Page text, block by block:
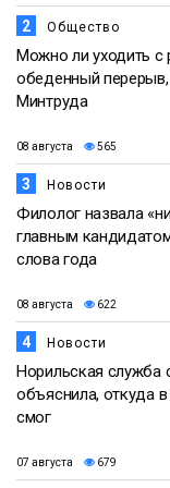
2 Общество
Можно ли уходить с
обеденный перерыв,
Минтруда
08 августа 565
3 Новости
Филолог назвала
главным
слова года
08 августа 622
4 Новости
Норильская служба
объяснила, откуда
смог
07 августа 679